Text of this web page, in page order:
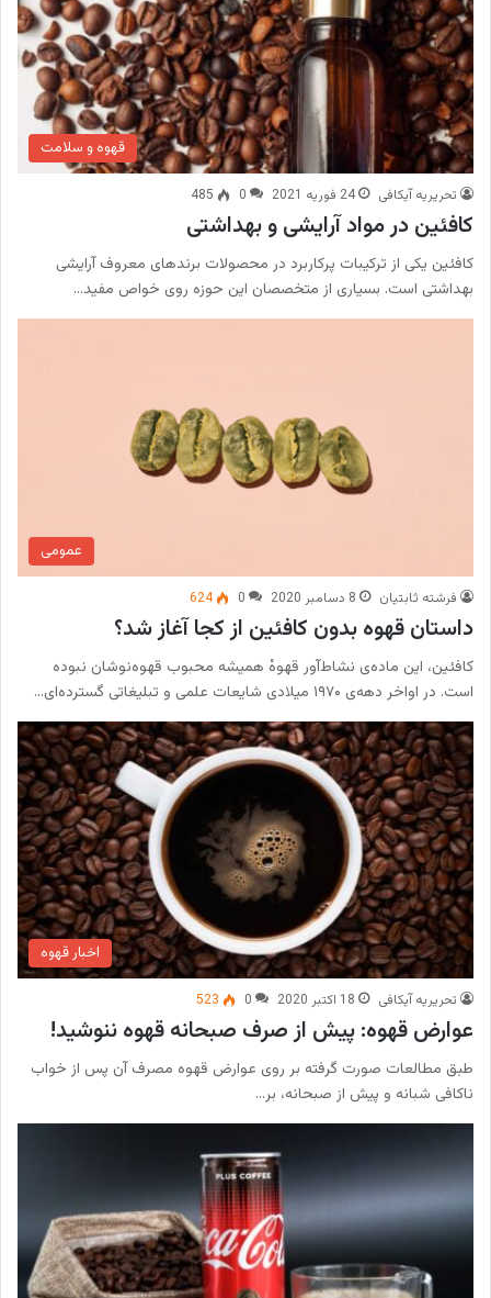
قهوه و سلامت
تحریریه آیکافی 24 فوریه 2021 0
485
کافئین در مواد آرایشی و بهداشتی
کافئین یکی از ترکیبات پرکاربرد در محصولات برندهای معروف آرایشی
بهداشتی است. بسیاری از متخصصان این حوزه روی خواص مفید…
عمومی
فرشته ثابتیان 8 دسامبر 2020 0
624
داستان قهوه بدون کافئین از کجا آغاز شد؟
کافئین،‌ این ماده‌ی نشاط‌آور قهوهْ همیشه محبوب قهوه‌نوشان نبوده
است. در اواخر دهه‌ی ۱۹۷۰ میلادی شایعات علمی و تبلیغاتی گسترده‌ای…
اخبار قهوه
تحریریه آیکافی 18 اکتبر 2020 0
523
عوارض قهوه: پیش از صرف صبحانه قهوه ننوشید!
طبق مطالعات صورت گرفته بر روی عوارض قهوه مصرف آن پس از خواب
ناکافی شبانه و پیش از صبحانه، بر…